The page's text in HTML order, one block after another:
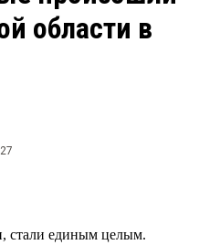
Архив
области в
единым целым.